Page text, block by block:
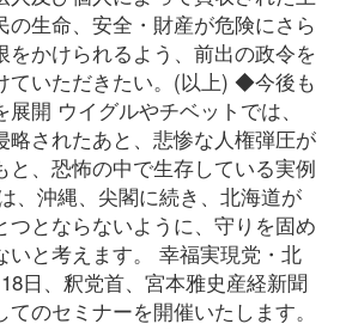
の生命、安全・財産が危険にさら
をかけられるよう、前出の政令を
ていただきたい。(以上) ◆今後も
開 ウイグルやチベットでは、
略されたあと、悲惨な人権弾圧が
と、恐怖の中で生存している実例
、沖縄、尖閣に続き、北海道が
つとならないように、守りを固め
いと考えます。 幸福実現党・北
日、釈党首、宮本雅史産経新聞
のセミナーを開催いたします。